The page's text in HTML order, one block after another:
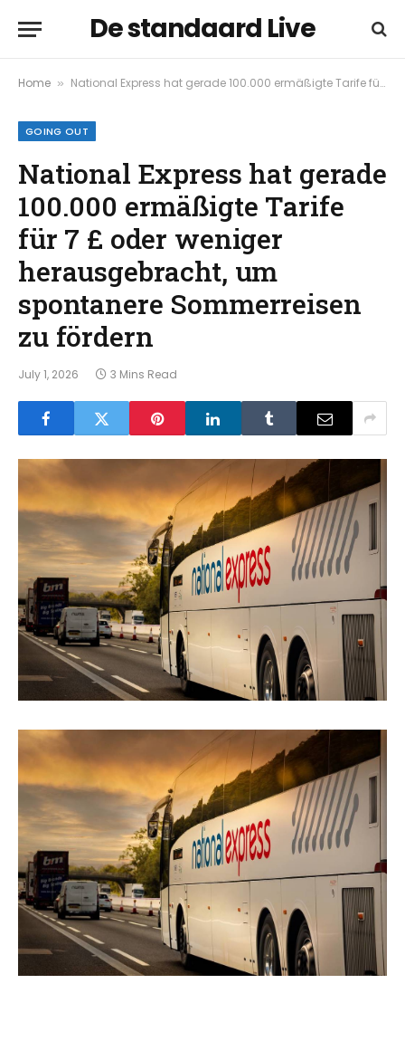
De standaard Live
Home » National Express hat gerade 100.000 ermäßigte Tarife für 7 £ oder weniger herausgebracht, um spontanere Sommerreisen zu fördern
GOING OUT
National Express hat gerade
100.000 ermäßigte Tarife
für 7 £ oder weniger
herausgebracht, um
spontanere Sommerreisen
zu fördern
July 1, 2026 3 Mins Read